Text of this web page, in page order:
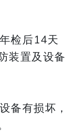
检后14天
装置及设备
备有损坏，